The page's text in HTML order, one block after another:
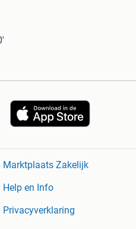
Marktplaats Zakelijk
Help en Info
Privacyverklaring